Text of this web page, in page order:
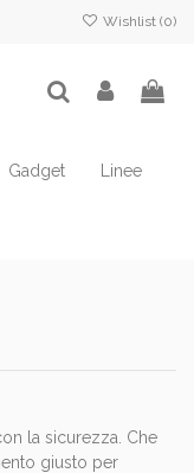
Wishlist (0)
Gadget Linee
la sicurezza. Che
giusto per